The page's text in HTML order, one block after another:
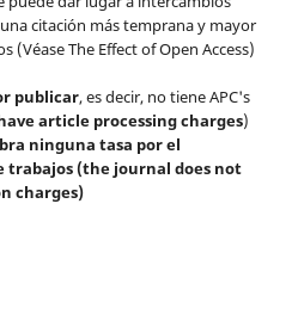
citación más temprana y mayor
(Véase The Effect of Open Access)
publicar, es decir, no tiene APC's
article processing charges)
ninguna tasa por el
trabajos (the journal does not
charges)